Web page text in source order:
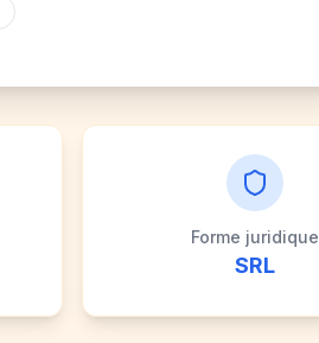
Forme juridique
SRL